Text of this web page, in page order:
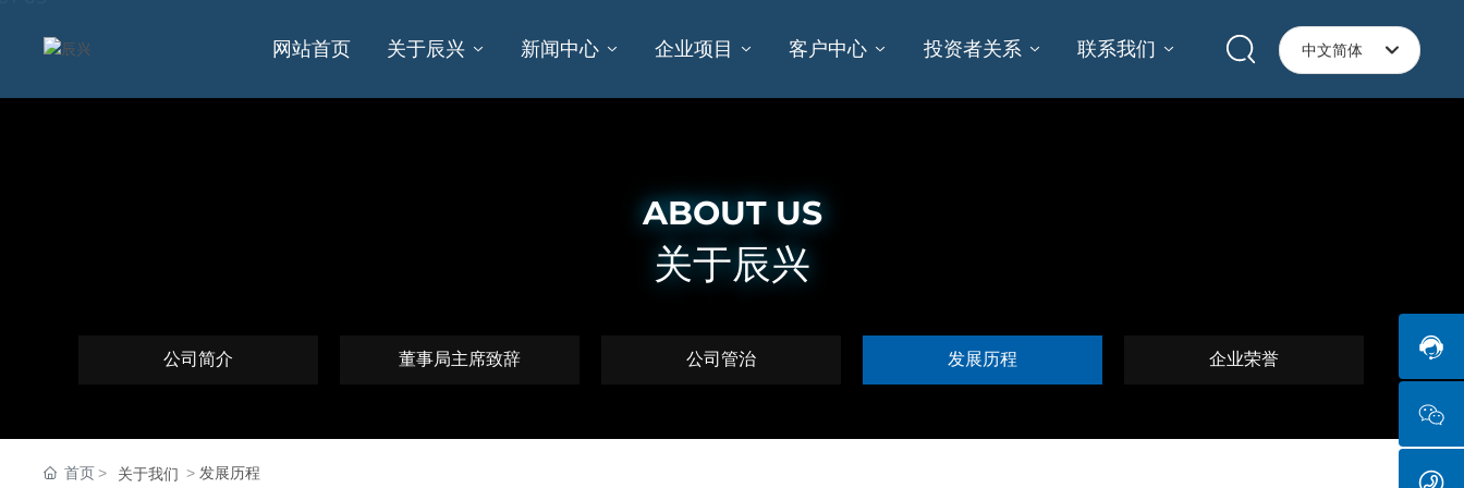
网站首页 关于辰兴 新闻中心 企业项目 客户中心 投资者关系 联系我们 中文简体
中文繁體
ABOUT US
关于辰兴
公司简介 董事局主席致辞 公司管治 发展历程 企业荣誉
首页 关于我们 发展历程